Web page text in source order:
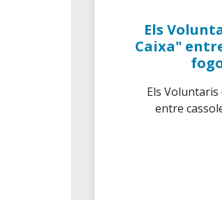
Els
Caixa"
Els Voluntaris
entre